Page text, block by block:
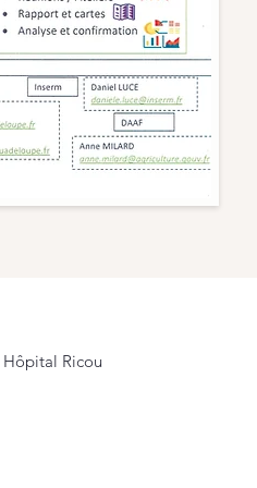
Hôpital Ricou